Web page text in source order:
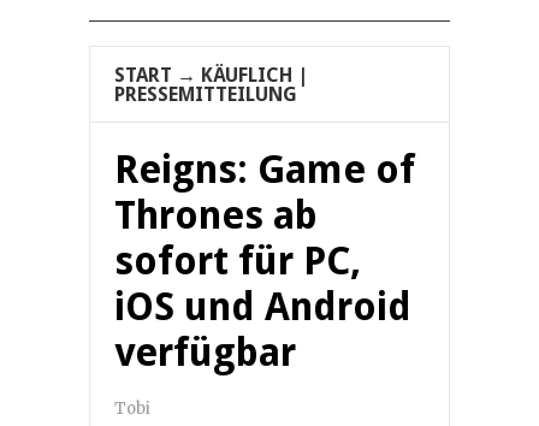
START → KÄUFLICH
PRESSEMITTEILUNG
Reigns: Game of
Thrones ab
sofort für PC,
iOS und Android
verfügbar
Tobi